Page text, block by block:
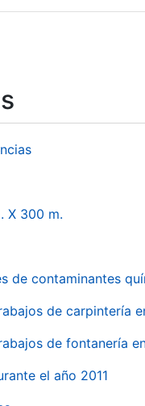
X 300 m.
de contaminantes
de carpintería
de fontanería
el año 2011